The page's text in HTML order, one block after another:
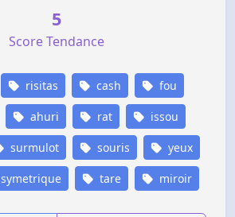
5
Score Tendance
risitas cash fou
ahuri rat issou
surmulot souris yeux
symetrique tare miroir